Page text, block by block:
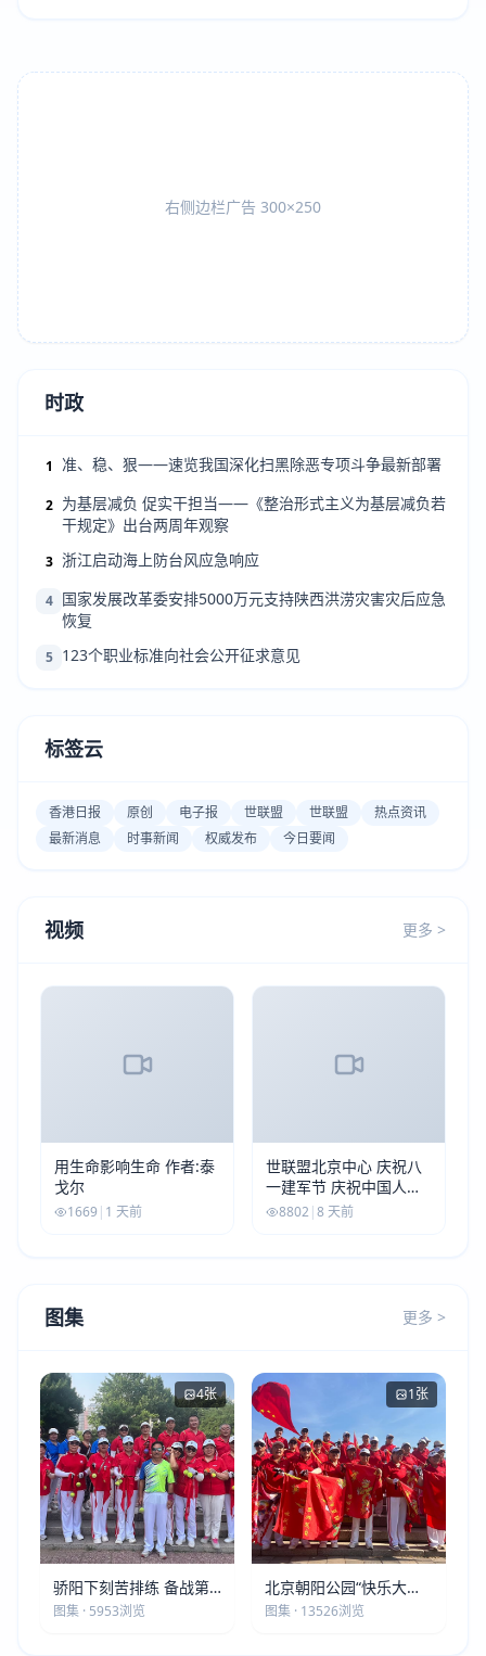
右侧边栏广告 300×250
时政
1 准、稳、狠——速览我国深化扫黑除恶专项斗争最新部署
2 为基层减负 促实干担当——《整治形式主义为基层减负若
干规定》出台两周年观察
3 浙江启动海上防台风应急响应
4 国家发展改革委安排5000万元支持陕西洪涝灾害灾后应急
恢复
5 123个职业标准向社会公开征求意见
标签云
香港日报 原创 电子报 世联盟 世联盟
热点资讯
最新消息
时事新闻 权威发布 今日要闻
视频 更多 >
用生命影响生命 作者:泰
戈尔
1669 | 1 天前
世联盟北京中心 庆祝八
一建军节 庆祝中国人民
解放军建军99周年
8802 |8 天前
图集 更多 >
4张
骄阳下刻苦排练 备战第
五届莫斯科世界大健康运
图集 · 5953浏览
1张
北京朝阳公园“快乐大本
营”建党105周年庆祝活动
图集 · 13526浏览